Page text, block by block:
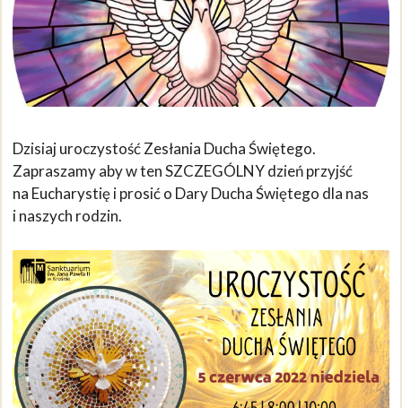
Dzisiaj uroczystość Zesłania Ducha Świętego.
Zapraszamy aby w ten SZCZEGÓLNY dzień przyjść
na Eucharystię i prosić o Dary Ducha Świętego dla nas
i naszych rodzin.